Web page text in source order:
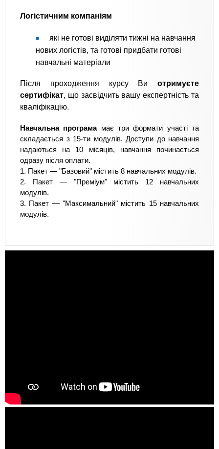
Логістичним компаніям
які не готові виділяти тижні на навчання
нових логістів, та готові придбати готові
навчальні матеріали
Після проходження курсу Ви отримуєте
сертифікат, що засвідчить вашу експертність та
кваліфікацію.
Навчальна програмамає три формати участі та
складається з 15-ти модулів. Доступи до навчання
надаються на 10 місяців, навчання починається
одразу після оплати.
1. Пакет — "Базовий" містить 8 навчальних модулів.
2. Пакет — "Преміум" містить 12 навчальних
модулів.
3. Пакет — "Максимальний" містить 15 навчальних
модулів.